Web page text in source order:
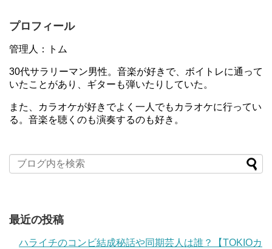
プロフィール
管理人：トム
30代サラリーマン男性。音楽が好きで、ボイトレに通って
いたことがあり、ギターも弾いたりしていた。
また、カラオケが好きでよく一人でもカラオケに行ってい
る。音楽を聴くのも演奏するのも好き。
最近の投稿
ハライチのコンビ結成秘話や同期芸人は誰？【TOKIOカ